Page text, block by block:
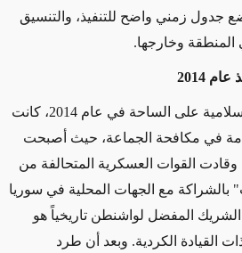
جدول زمني واضح للتنفيذ، والتنسيق
المنطقة وخارجها.
2014
منذ ظهور تنظيم الدولة الإسلامية على الساحة في عام 2014، كانت
في مكافحة الجماعة، حيث أصبحت
وقادت القوات العسكرية المتحالفة من
بالشراكة مع الجهات المحلية في سوريا
المفضل لواشنطن تاريخياً هو
القيادة الكردية. وبعد أن طرد